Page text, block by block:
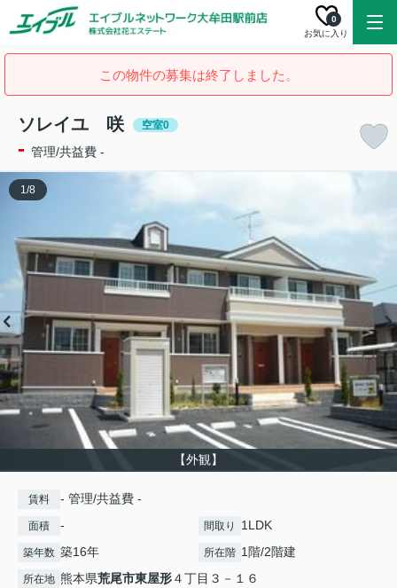
お気に入り
0
この物件の募集は終了しました。
ソレイユ 咲 空室0
- 管理/共益費 -
【外観】
1/8
賃料 - 管理/共益費 -
面積 - 間取り 1LDK
築年数 築16年 所在階 1階/2階建
所在地 熊本県荒尾市東屋形４丁目３－１６